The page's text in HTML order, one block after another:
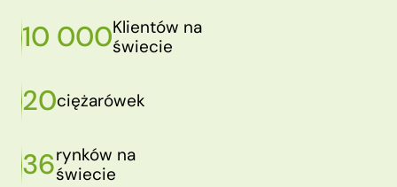
10 000Klientów na
świecie
20ciężarówek
36rynków na
świecie